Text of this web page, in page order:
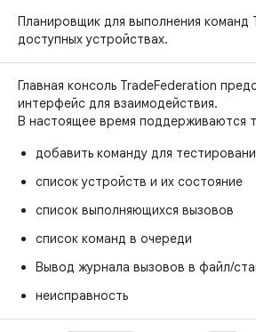
Планировщик для выполнения команд
доступных устройствах.
Главная консоль TradeFederation
интерфейс для взаимодействия.
В настоящее время поддерживаются
добавить команду для
список устройств и их состояние
список выполняющихся вызовов
список команд в очереди
Вывод журнала вызовов в файл/
неисправность